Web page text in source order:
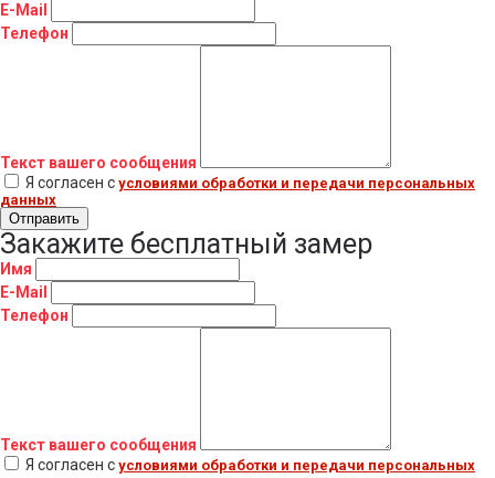
E-Mail
Телефон
Текст вашего сообщения
Я согласен с условиями обработки и передачи персональных
данных
Отправить
Закажите бесплатный замер
Имя
E-Mail
Телефон
Текст вашего сообщения
Я согласен с условиями обработки и передачи персональных